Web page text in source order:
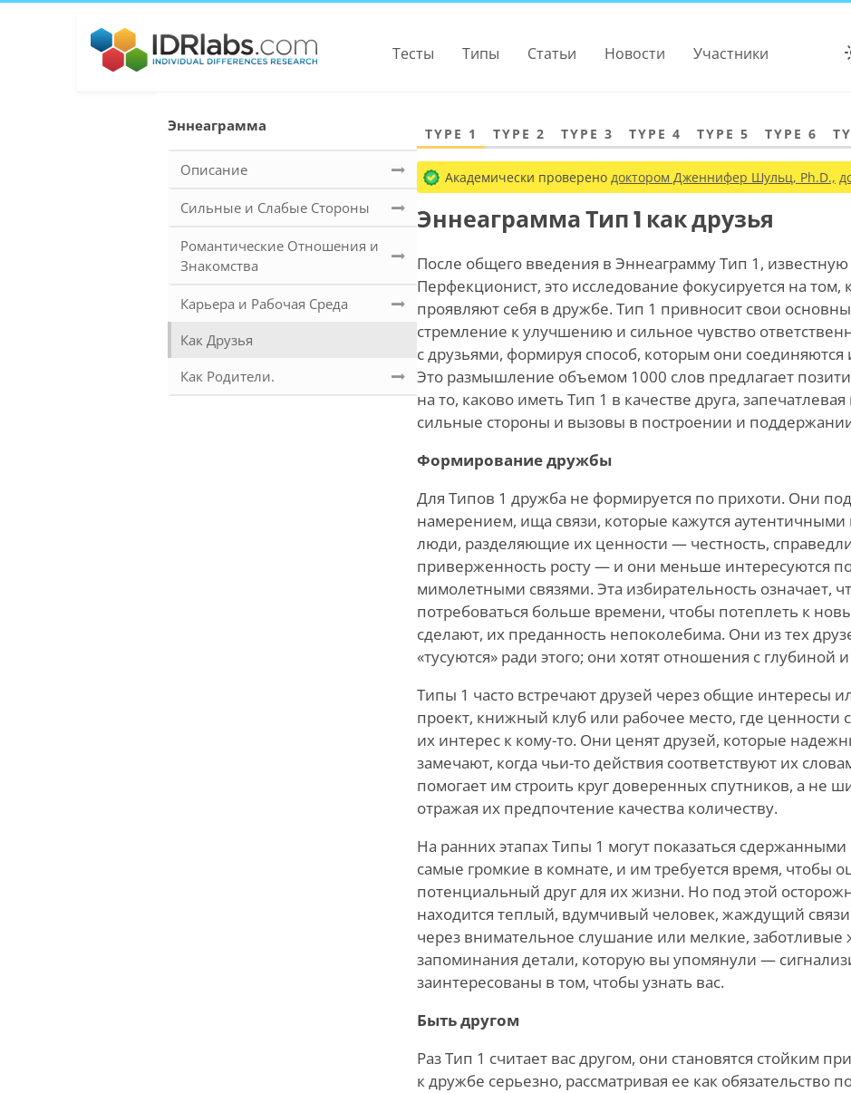
Тесты Типы Статьи Новости Участники
Эннеаграмма
Описание
Сильные и Слабые Стороны
Романтические Отношения и
Знакомства
Карьера и Рабочая Среда
Как Друзья
Как Родители.
TYPE 1 TYPE 2 TYPE 3 TYPE 4 TYPE 5 TYPE 6
Академически проверено доктором Дженнифер Шульц, Ph.D.,
Эннеаграмма Тип 1 как друзья
После общего введения в Эннеаграмму Тип 1,
Перфекционист, это исследование фокусируется на том,
проявляют себя в дружбе. Тип 1 привносит свои
стремление к улучшению и сильное чувство
с друзьями, формируя способ, которым они
Это размышление объемом 1000 слов предлагает
на то, каково иметь Тип 1 в качестве друга,
сильные стороны и вызовы в построении и поддержании
Формирование дружбы
Для Типов 1 дружба не формируется по прихоти. Они
намерением, ища связи, которые кажутся
люди, разделяющие их ценности — честность,
приверженность росту — и они меньше интересуются
мимолетными связями. Эта избирательность означает,
потребоваться больше времени, чтобы потеплеть к
сделают, их преданность непоколебима. Они из тех
«тусуются» ради этого; они хотят отношения с глубиной
Типы 1 часто встречают друзей через общие интересы
проект, книжный клуб или рабочее место, где ценности
их интерес к кому-то. Они ценят друзей, которые
замечают, когда чьи-то действия соответствуют их
помогает им строить круг доверенных спутников, а не
отражая их предпочтение качества количеству.
На ранних этапах Типы 1 могут показаться
самые громкие в комнате, и им требуется время, чтобы
потенциальный друг для их жизни. Но под этой
находится теплый, вдумчивый человек, жаждущий
через внимательное слушание или мелкие,
запоминания детали, которую вы упомянули —
заинтересованы в том, чтобы узнать вас.
Быть другом
Раз Тип 1 считает вас другом, они становятся стойким
к дружбе серьезно, рассматривая ее как обязательство